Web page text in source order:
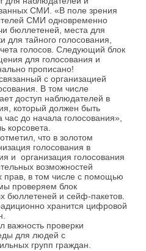
СМИ. «В поле зрения
СМИ одновременно
бюллетеней, места для
для тайного голосования,
голосов. Следующий блок
для голосования и
прописано!
с организацией
В том числе
доступ наблюдателей в
который должен быть
до начала голосования»,
что в золотом
голосования в
и организация голосования
возможностей
прав, в том числе с помощью
проверяем блок
бюллетеней и сейф-пакетов.
хранится цифровой
важность проверки
для людей с
групп граждан.